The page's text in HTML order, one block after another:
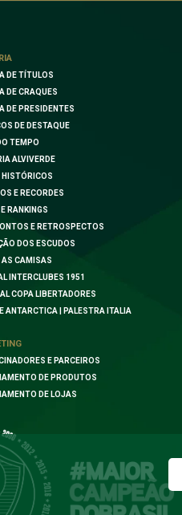
DE TÍTULOS
DE CRAQUES
DE PRESIDENTES
DE DESTAQUE
TEMPO
ALVIVERDE
HISTÓRICOS
E RECORDES
RANKINGS
E RETROSPECTOS
DOS ESCUDOS
CAMISAS
INTERCLUBES 1951
COPA LIBERTADORES
ANTARCTICA | PALESTRA ITALIA
E PARCEIROS
DE PRODUTOS
DE LOJAS